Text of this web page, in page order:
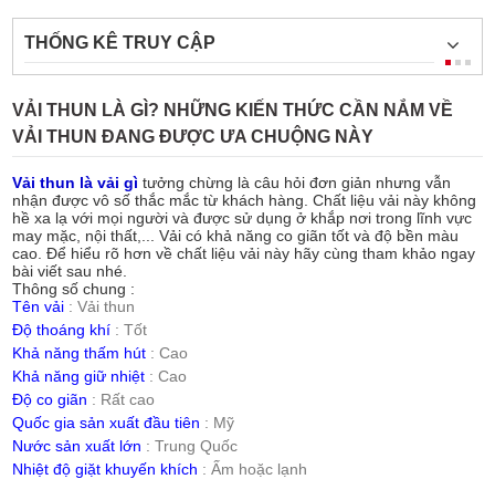
THỐNG KÊ TRUY CẬP
VẢI THUN LÀ GÌ? NHỮNG KIẾN THỨC CẦN NẮM VỀ
VẢI THUN ĐANG ĐƯỢC ƯA CHUỘNG NÀY
Vải thun là vải gì tưởng chừng là câu hỏi đơn giản nhưng vẫn
nhận được vô số thắc mắc từ khách hàng. Chất liệu vải này không
hề xa lạ với mọi người và được sử dụng ở khắp nơi trong lĩnh vực
may mặc, nội thất,... Vải có khả năng co giãn tốt và độ bền màu
cao. Để hiểu rõ hơn về chất liệu vải này hãy cùng tham khảo ngay
bài viết sau nhé.
Thông số chung :
Tên vải : Vải thun
Độ thoáng khí : Tốt
Khả năng thấm hút : Cao
Khả năng giữ nhiệt : Cao
Độ co giãn : Rất cao
Quốc gia sản xuất đầu tiên : Mỹ
Nước sản xuất lớn : Trung Quốc
Nhiệt độ giặt khuyến khích : Ấm hoặc lạnh